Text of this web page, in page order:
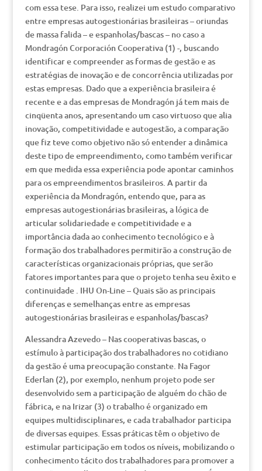
com essa tese. Para isso, realizei um estudo comparativo
entre empresas autogestionárias brasileiras – oriundas
de massa falida – e espanholas/bascas – no caso a
Mondragón Corporación Cooperativa (1) -, buscando
identificar e compreender as formas de gestão e as
estratégias de inovação e de concorrência utilizadas por
estas empresas. Dado que a experiência brasileira é
recente e a das empresas de Mondragón já tem mais de
cinqüenta anos, apresentando um caso virtuoso que alia
inovação, competitividade e autogestão, a comparação
que fiz teve como objetivo não só entender a dinâmica
deste tipo de empreendimento, como também verificar
em que medida essa experiência pode apontar caminhos
para os empreendimentos brasileiros. A partir da
experiência da Mondragón, entendo que, para as
empresas autogestionárias brasileiras, a lógica de
articular solidariedade e competitividade e a
importância dada ao conhecimento tecnológico e à
formação dos trabalhadores permitirão a construção de
características organizacionais próprias, que serão
fatores importantes para que o projeto tenha seu êxito e
continuidade . IHU On-Line – Quais são as principais
diferenças e semelhanças entre as empresas
autogestionárias brasileiras e espanholas/bascas?
Alessandra Azevedo – Nas cooperativas bascas, o
estímulo à participação dos trabalhadores no cotidiano
da gestão é uma preocupação constante. Na Fagor
Ederlan (2), por exemplo, nenhum projeto pode ser
desenvolvido sem a participação de alguém do chão de
fábrica, e na Irizar (3) o trabalho é organizado em
equipes multidisciplinares, e cada trabalhador participa
de diversas equipes. Essas práticas têm o objetivo de
estimular participação em todos os níveis, mobilizando o
conhecimento tácito dos trabalhadores para promover a